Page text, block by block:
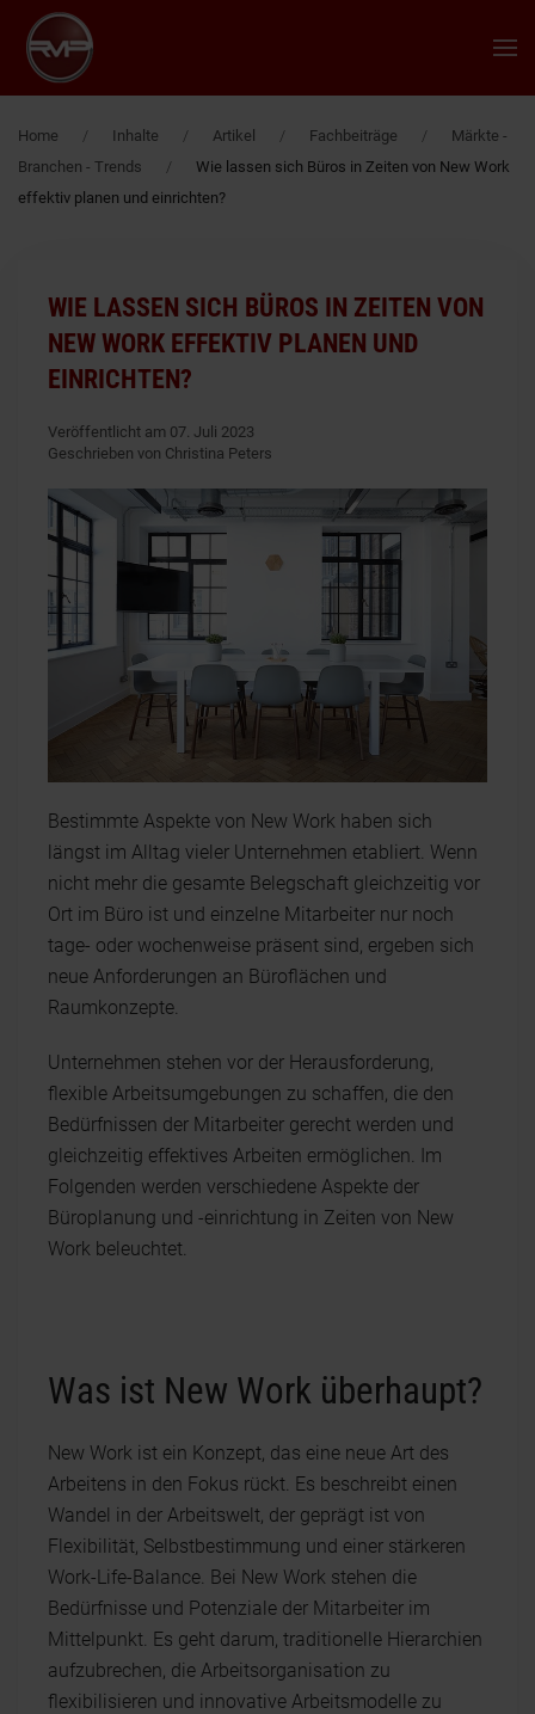
Zum Hauptinhalt springen
Home Inhalte Artikel Fachbeiträge
Märkte -
Branchen - Trends
Wie lassen sich Büros in Zeiten von New Work
effektiv planen und einrichten?
WIE LASSEN SICH BÜROS IN ZEITEN VON
NEW WORK EFFEKTIV PLANEN UND
EINRICHTEN?
Veröffentlicht am 07. Juli 2023
Geschrieben von Christina Peters
Bestimmte Aspekte von New Work haben sich
längst im Alltag vieler Unternehmen etabliert. Wenn
nicht mehr die gesamte Belegschaft gleichzeitig vor
Ort im Büro ist und einzelne Mitarbeiter nur noch
tage- oder wochenweise präsent sind, ergeben sich
neue Anforderungen an Büroflächen und
Raumkonzepte.
Unternehmen stehen vor der Herausforderung,
flexible Arbeitsumgebungen zu schaffen, die den
Bedürfnissen der Mitarbeiter gerecht werden und
gleichzeitig effektives Arbeiten ermöglichen. Im
Folgenden werden verschiedene Aspekte der
Büroplanung und -einrichtung in Zeiten von New
Work beleuchtet.
Was ist New Work überhaupt?
New Work ist ein Konzept, das eine neue Art des
Arbeitens in den Fokus rückt. Es beschreibt einen
Wandel in der Arbeitswelt, der geprägt ist von
Flexibilität, Selbstbestimmung und einer stärkeren
Work-Life-Balance. Bei New Work stehen die
Bedürfnisse und Potenziale der Mitarbeiter im
Mittelpunkt. Es geht darum, traditionelle Hierarchien
aufzubrechen, die Arbeitsorganisation zu
flexibilisieren und innovative Arbeitsmodelle zu